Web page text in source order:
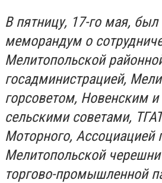
В пятницу, 17-го мая, был
меморандум о
Мелитопольской
госадминистрацией,
горсоветом, Новенским
сельскими советами,
Моторного, Ассоциацией
Мелитопольской
торгово-промышленной